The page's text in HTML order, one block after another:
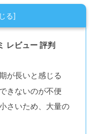
レビュー 評判
が長いと感じる
きないのが不便
さいため、大量の